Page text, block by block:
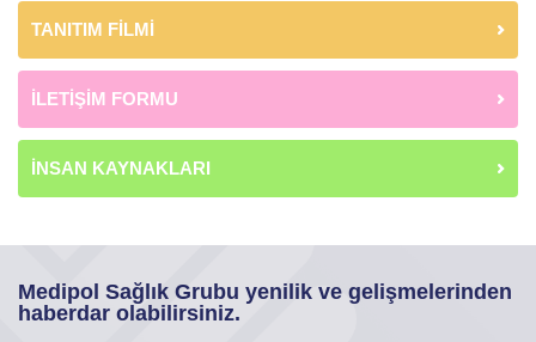
TANITIM FİLMİ
İLETİŞİM FORMU
İNSAN KAYNAKLARI
Medipol Sağlık Grubu yenilik ve gelişmelerinden
haberdar olabilirsiniz.